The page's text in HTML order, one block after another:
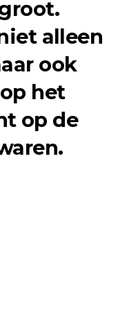
alleen
ook
het
op de